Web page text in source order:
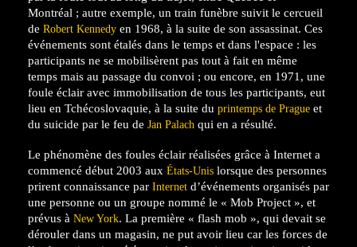
Montréal ; autre exemple, un train funèbre suivit le cercueil
de Robert Kennedy en 1968, à la suite de son assassinat. Ces
événements sont étalés dans le temps et dans l'espace : les
participants ne se mobilisèrent pas tout à fait en même
temps mais au passage du convoi ; ou encore, en 1971, une
foule éclair avec immobilisation de tous les participants, eut
lieu en Tchécoslovaquie, à la suite du printemps de Prague et
du suicide par le feu de Jan Palach qui en a résulté.
Le phénomène des foules éclair réalisées grâce à Internet a
commencé début 2003 aux États-Unis lorsque des personnes
prirent connaissance par Internet d’événements organisés par
une personne ou un groupe nommé le « Mob Project », et
prévus à New York. La première « flash mob », qui devait se
dérouler dans un magasin, ne put avoir lieu car les forces de